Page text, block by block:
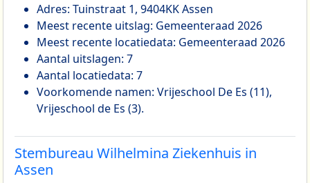
Adres: Tuinstraat 1, 9404KK Assen
Meest recente uitslag: Gemeenteraad 2026
Meest recente locatiedata: Gemeenteraad 2026
Aantal uitslagen: 7
Aantal locatiedata: 7
Voorkomende namen: Vrijeschool De Es (11),
Vrijeschool de Es (3).
Stembureau Wilhelmina Ziekenhuis in
Assen